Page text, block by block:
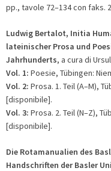
pp., tavole 72–134 con faks.
Ludwig Bertalot, Initia
lateinischer Prosa und
Jahrhunderts, a cura di
Vol. 1: Poesie, Tübingen:
Vol. 2: Prosa. 1. Teil (A–M),
[disponibile].
Vol. 3: Prosa. 2. Teil (N–Z),
[disponibile].
Die Rotamanualien des
Handschriften der Basler